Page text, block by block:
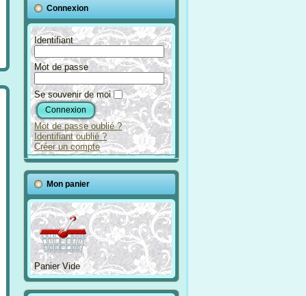
Connexion
Identifiant
Mot de passe
Se souvenir de moi
Mot de passe oublié ?
Identifiant oublié ?
Créer un compte
Mon panier
Panier Vide